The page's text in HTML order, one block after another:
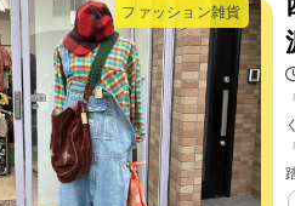
ファッション雑貨